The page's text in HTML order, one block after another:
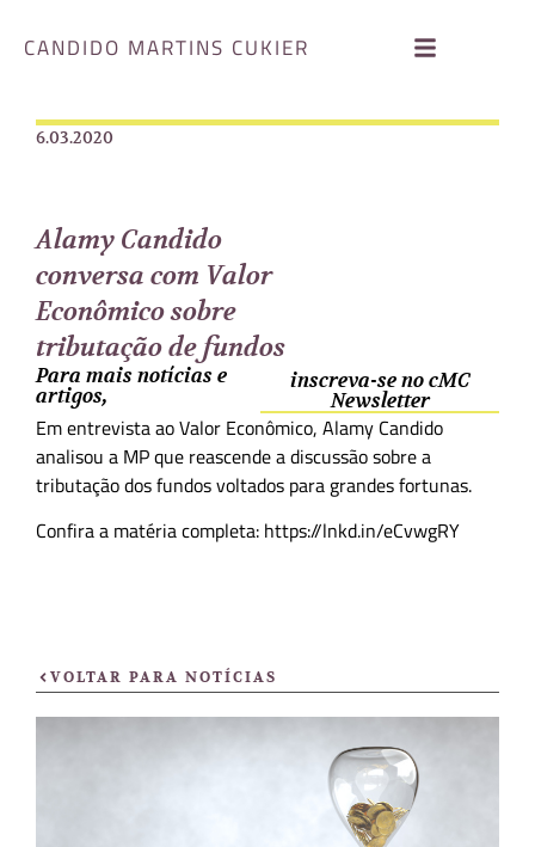
CANDIDO MARTINS CUKIER
6.03.2020
Alamy Candido
conversa com Valor
Econômico sobre
tributação de fundos
Para mais notícias e
artigos,
inscreva-se no cMC
Newsletter
Em entrevista ao Valor Econômico, Alamy Candido
analisou a MP que reascende a discussão sobre a
tributação dos fundos voltados para grandes fortunas.
Confira a matéria completa: https://lnkd.in/eCvwgRY
VOLTAR PARA NOTÍCIAS